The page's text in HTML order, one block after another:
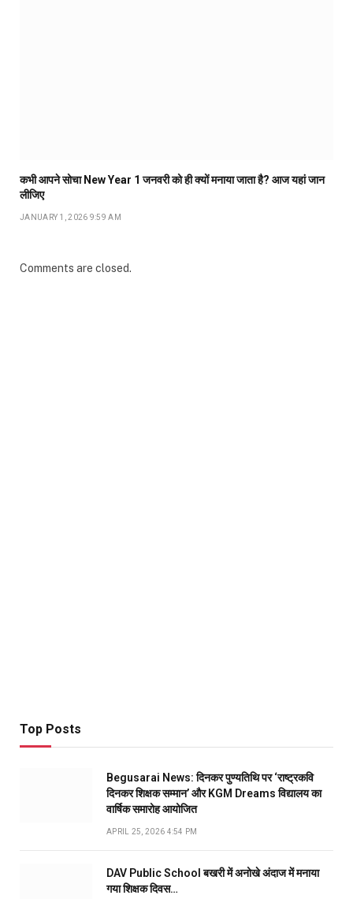
कभी आपने सोचा New Year 1 जनवरी को ही क्यों मनाया जाता है? आज यहां जान
लीजिए
JANUARY 1, 2026 9:59 AM
Comments are closed.
Top Posts
Begusarai News: दिनकर पुण्यतिथि पर ‘राष्ट्रकवि
दिनकर शिक्षक सम्मान’ और KGM Dreams विद्यालय का
वार्षिक समारोह आयोजित
APRIL 25, 2026 4:54 PM
DAV Public School बखरी में अनोखे अंदाज में मनाया
गया शिक्षक दिवस…